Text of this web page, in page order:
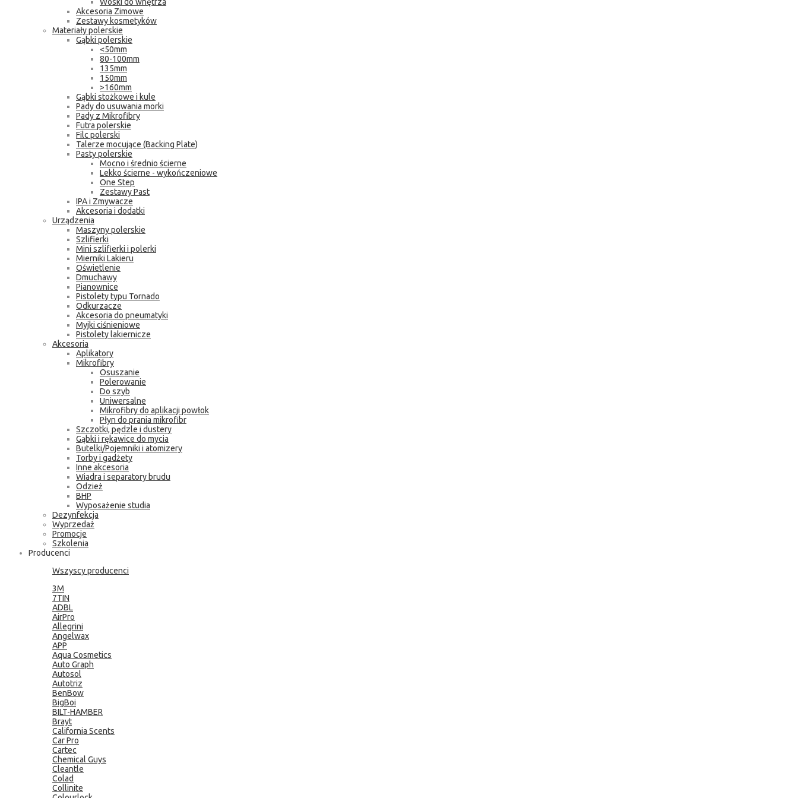
Akcesoria Zimowe
Zestawy kosmetyków
Materiały polerskie
Gąbki polerskie
<50mm
80-100mm
135mm
150mm
>160mm
Gąbki stożkowe i kule
Pady do usuwania morki
Pady z Mikrofibry
Futra polerskie
Filc polerski
Talerze mocujące (Backing Plate)
Pasty polerskie
Mocno i średnio ścierne
Lekko ścierne - wykończeniowe
One Step
Zestawy Past
IPA i Zmywacze
Akcesoria i dodatki
Urządzenia
Maszyny polerskie
Szlifierki
Mini szlifierki i polerki
Mierniki Lakieru
Oświetlenie
Dmuchawy
Pianownice
Pistolety typu Tornado
Odkurzacze
Akcesoria do pneumatyki
Myjki ciśnieniowe
Pistolety lakiernicze
Akcesoria
Aplikatory
Mikrofibry
Osuszanie
Polerowanie
Do szyb
Uniwersalne
Mikrofibry do aplikacji powłok
Płyn do prania mikrofibr
Szczotki, pędzle i dustery
Gąbki i rękawice do mycia
Butelki/Pojemniki i atomizery
Torby i gadżety
Inne akcesoria
Wiadra i separatory brudu
Odzież
BHP
Wyposażenie studia
Dezynfekcja
Wyprzedaż
Promocje
Szkolenia
Producenci
Wszyscy producenci
3M
7TIN
ADBL
AirPro
Allegrini
Angelwax
APP
Aqua Cosmetics
Auto Graph
Autosol
Autotriz
BenBow
BigBoi
BILT-HAMBER
Brayt
California Scents
Car Pro
Cartec
Chemical Guys
Cleantle
Colad
Collinite